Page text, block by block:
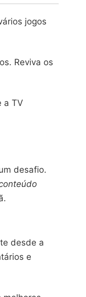
jogos
Reviva os
a TV
desafio.
desde a
e